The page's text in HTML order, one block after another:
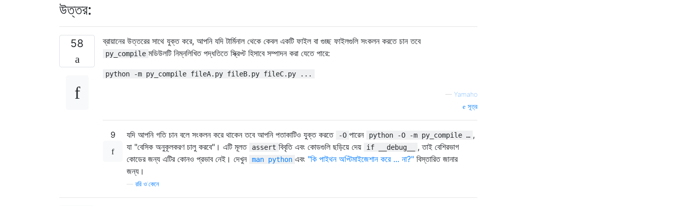
উত্তর:
58 ব্রায়ানের উত্তরের সাথে যুক্ত করে, আপনি যদি টার্মিনাল থেকে কেবল একটি ফাইল বা গুচ্ছ ফাইলগুলি সংকলন করতে চান তবে
py_compile মডিউলটি নিম্নলিখিত পদ্ধতিতে স্ক্রিপ্ট হিসাবে সম্পাদন করা যেতে পারে:
python -m py_compile fileA.py fileB.py fileC.py ...
— Yamaho
সূত্র
9 যদি আপনি গতি চান বলে সংকলন করে থাকেন তবে আপনি পতাকাটিও যুক্ত করতে -O পারেন python -O -m py_compile … ,
যা "বেসিক অনুকূলকরণ চালু করবে"। এটি মূলত
assert বিবৃতি এবং কোডগুলি ছড়িয়ে দেয় if __debug__
, তাই বেশিরভাগ
কোডের জন্য এটির কোনও প্রভাব নেই। দেখুন
man python এবং "কি পাইথন অপ্টিমাইজেশান করে ... না?" বিস্তারিত জানার
জন্য।
ররি ও'কেনে